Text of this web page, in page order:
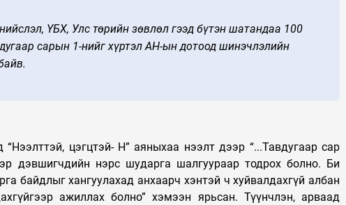
ҮБХ, Улс төрийн зөвлөл гээд бүтэн шатандаа 100
сарын 1-нийг хүртэл АН-ын дотоод шинэчлэлийн
цэгцтэй- Н” аяныхаа нээлт дээр “...Тавдугаар сар
дэвшигчдийн нэрс шударга шалгуураар тодрох болно. Би
байдлыг хангуулахад анхаарч хэнтэй ч хуйвалдахгүй албан
ажиллах болно” хэмээн ярьсан. Түүнчлэн, арваад